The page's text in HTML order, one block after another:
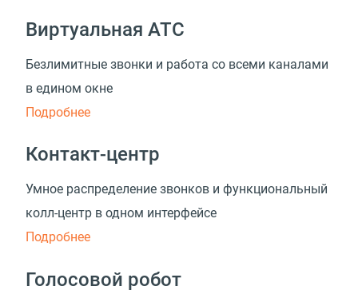
Виртуальная АТС
Безлимитные звонки и работа со всеми каналами
в едином окне
Подробнее
Контакт-центр
Умное распределение звонков и функциональный
колл-центр в одном интерфейсе
Подробнее
Голосовой робот